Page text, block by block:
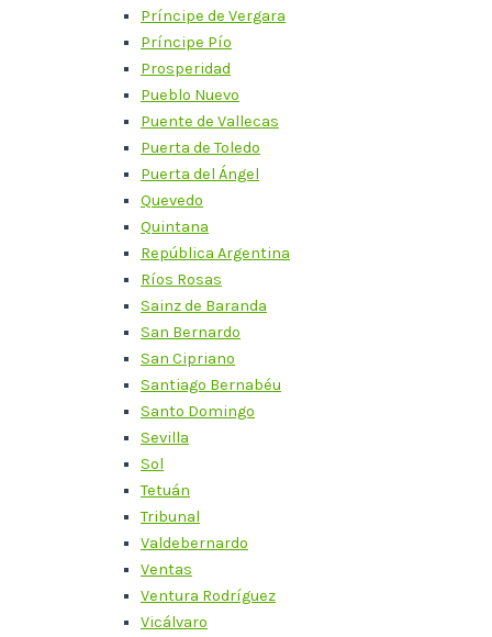
Príncipe de Vergara
Príncipe Pío
Prosperidad
Pueblo Nuevo
Puente de Vallecas
Puerta de Toledo
Puerta del Ángel
Quevedo
Quintana
República Argentina
Ríos Rosas
Sainz de Baranda
San Bernardo
San Cipriano
Santiago Bernabéu
Santo Domingo
Sevilla
Sol
Tetuán
Tribunal
Valdebernardo
Ventas
Ventura Rodríguez
Vicálvaro